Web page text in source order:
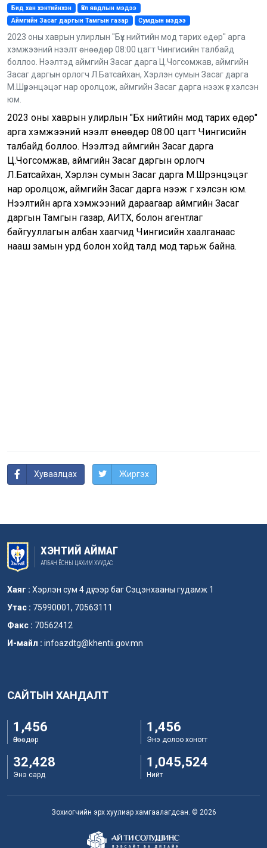
Бид хан хэнтийнхэн
Үйл явдлын мэдээ
Аймгийн Засаг даргын Тамгын газар
Сумдын мэдээ
2023 оны хаврын улирлын "Бүх нийтийн мод тарих өдөр" арга
хэмжээний нээлт өнөөдөр 08:00 цагт Чингисийн талбайд
боллоо. Нээлтэд аймгийн Засаг дарга Ц.Чогсомжав, аймгийн
Засаг даргын орлогч Л.Батсайхан, Хэрлэн сумын Засаг дарга
М.Шүрэнцэцэг нар оролцож, аймгийн Засаг дарга нээж үг хэлсэн
юм.
2023 оны хаврын улирлын "Бүх нийтийн мод тарих өдөр"
арга хэмжээний нээлт өнөөдөр 08:00 цагт Чингисийн
талбайд боллоо. Нээлтэд аймгийн Засаг дарга
Ц.Чогсомжав, аймгийн Засаг даргын орлогч
Л.Батсайхан, Хэрлэн сумын Засаг дарга М.Шүрэнцэцэг
нар оролцож, аймгийн Засаг дарга нээж үг хэлсэн юм.
Нээлтийн арга хэмжээний дараагаар аймгийн Засаг
даргын Тамгын газар, АИТХ, болон агентлаг
байгууллагын албан хаагчид Чингисийн хаалганаас
нааш замын урд болон хойд талд мод тарьж байна.
Хуваалцах Жиргэх
ХЭНТИЙ АЙМАГ
АЛБАН ЁСНЫ ЦАХИМ ХУУДАС
Хаяг : Хэрлэн сум 4 дүгээр баг Сэцэнхааны гудамж 1
Утас : 75990001, 70563111
Факс : 70562412
И-майл : infoazdtg@khentii.gov.mn
САЙТЫН ХАНДАЛТ
1,456
Өнөөдөр
1,456
Энэ долоо хоногт
32,428
Энэ сард
1,045,524
Нийт
Зохиогчийн эрх хуулиар хамгаалагдсан. © 2026